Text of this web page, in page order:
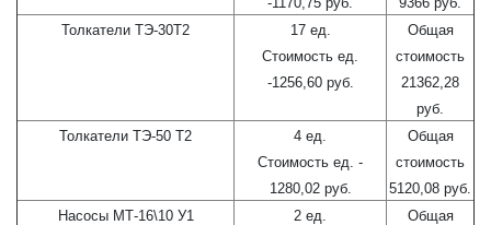
Толкатели ТЭ-30Т2
17 ед.
Стоимость ед.
-1256,60 руб.
Общая
стоимость
21362,28
руб.
Толкатели ТЭ-50 Т2
4 ед.
Стоимость ед. -
1280,02 руб.
Общая
стоимость
5120,08 руб.
Насосы МТ-16\10 У1
2 ед.
Общая